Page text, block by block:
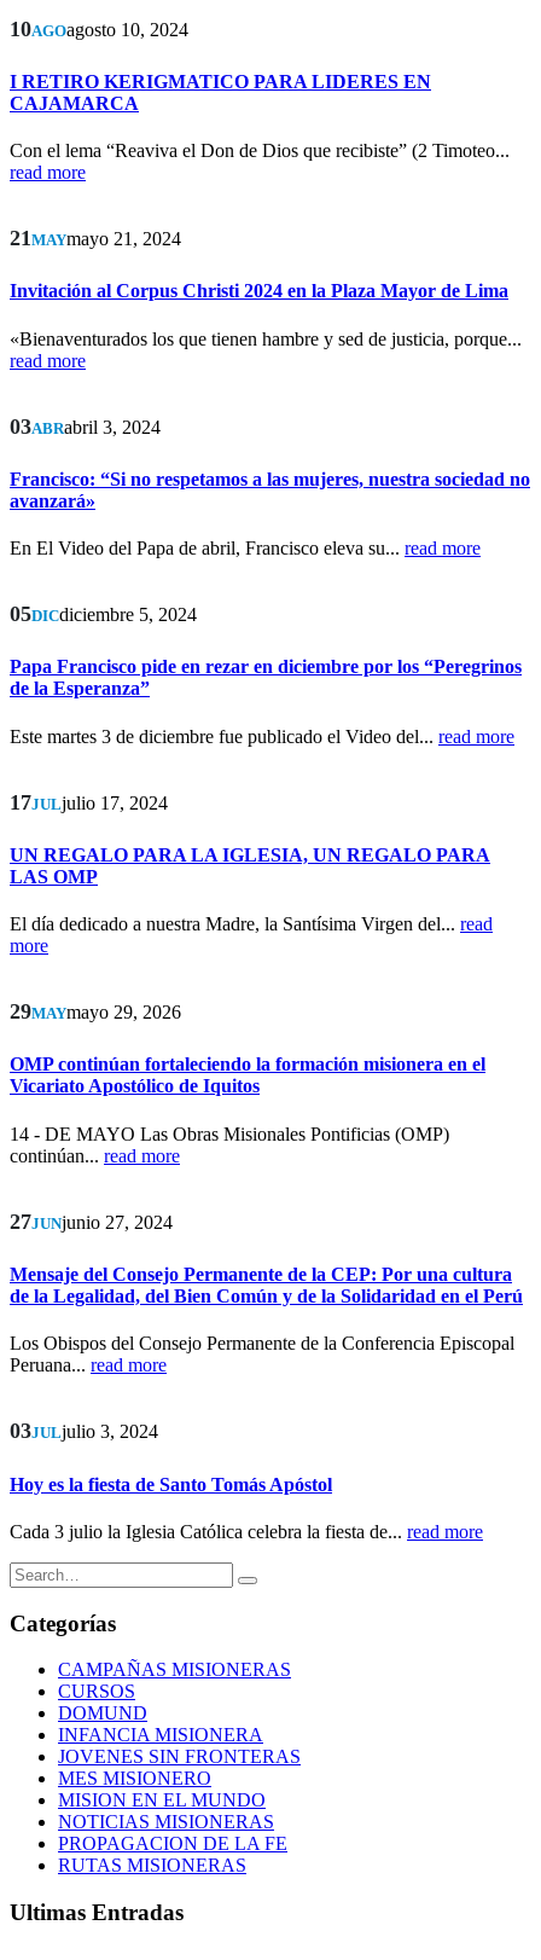
10AGOagosto 10, 2024
I RETIRO KERIGMATICO PARA LIDERES EN
CAJAMARCA
Con el lema “Reaviva el Don de Dios que recibiste” (2 Timoteo...
read more
21MAYmayo 21, 2024
Invitación al Corpus Christi 2024 en la Plaza Mayor de Lima
«Bienaventurados los que tienen hambre y sed de justicia, porque...
read more
03ABRabril 3, 2024
Francisco: “Si no respetamos a las mujeres, nuestra sociedad no
avanzará»
En El Video del Papa de abril, Francisco eleva su... read more
05DICdiciembre 5, 2024
Papa Francisco pide en rezar en diciembre por los “Peregrinos
de la Esperanza”
Este martes 3 de diciembre fue publicado el Video del... read more
17JULjulio 17, 2024
UN REGALO PARA LA IGLESIA, UN REGALO PARA
LAS OMP
El día dedicado a nuestra Madre, la Santísima Virgen del... read
more
29MAYmayo 29, 2026
OMP continúan fortaleciendo la formación misionera en el
Vicariato Apostólico de Iquitos
14 - DE MAYO Las Obras Misionales Pontificias (OMP)
continúan... read more
27JUNjunio 27, 2024
Mensaje del Consejo Permanente de la CEP: Por una cultura
de la Legalidad, del Bien Común y de la Solidaridad en el Perú
Los Obispos del Consejo Permanente de la Conferencia Episcopal
Peruana... read more
03JULjulio 3, 2024
Hoy es la fiesta de Santo Tomás Apóstol
Cada 3 julio la Iglesia Católica celebra la fiesta de... read more
Categorías
CAMPAÑAS MISIONERAS
CURSOS
DOMUND
INFANCIA MISIONERA
JOVENES SIN FRONTERAS
MES MISIONERO
MISION EN EL MUNDO
NOTICIAS MISIONERAS
PROPAGACION DE LA FE
RUTAS MISIONERAS
Ultimas Entradas